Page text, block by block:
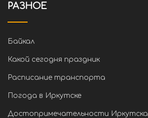
РАЗНОЕ
Байкал
Какой сегодня праздник
Расписание транспорта
Погода в Иркутске
Достопримечательности Иркутска